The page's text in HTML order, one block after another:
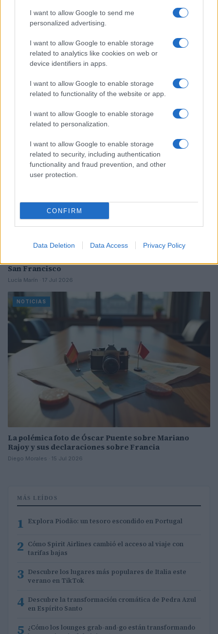
I want to allow Google to send me
personalized advertising.
I want to allow Google to enable storage
related to analytics like cookies on web or
device identifiers in apps.
I want to allow Google to enable storage
related to functionality of the website or app.
I want to allow Google to enable storage
related to personalization.
I want to allow Google to enable storage
related to security, including authentication
functionality and fraud prevention, and other
user protection.
CONFIRM
Data Deletion Data Access Privacy Policy
Incidente de fuego en la Terminal 2 del aeropuerto
Murtala Muhammed en Lagos
NOTICIAS
San Francisco
Lucía Marín · 17 Jul 2026
NOTICIAS
La polémica foto de Óscar Puente sobre Mariano
Rajoy y sus declaraciones sobre Francia
Diego Morales · 15 Jul 2026
MÁS LEÍDOS
1 Explora Piodão: un tesoro escondido en Portugal
2 Cómo Spirit Airlines cambió el acceso al viaje con
tarifas bajas
3 Descubre los lugares más populares de Italia este
verano en TikTok
4 Descubre la transformación cromática de Pedra Azul
en Espírito Santo
5 ¿Cómo los lounges grab-and-go están transformando